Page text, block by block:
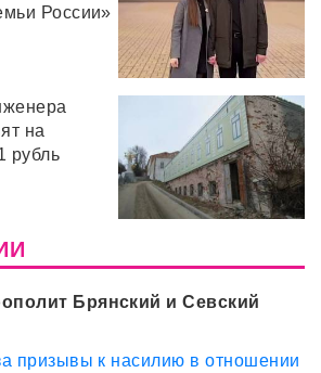
России»
на
рубль
Брянский и Севский
призывы к насилию в отношении